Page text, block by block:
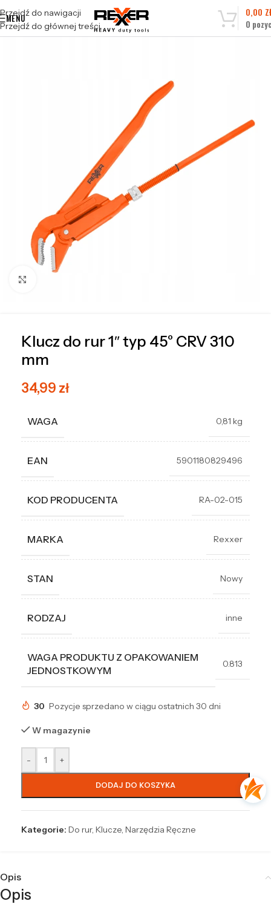
Przejdź do nawigacji
Przejdź do głównej treści
MENU
0
0,00
Klucz do rur 1″ typ 45° CRV 310
mm
34,99 zł
WAGA 0,81 kg
EAN 5901180829496
KOD PRODUCENTA RA-02-015
MARKA Rexxer
STAN Nowy
RODZAJ inne
WAGA PRODUKTU Z OPAKOWANIEM
JEDNOSTKOWYM
0.813
30 Pozycje sprzedano w ciągu ostatnich 30 dni
W magazynie
- +
DODAJ DO KOSZYKA
Kategorie: Do rur, Klucze, Narzędzia Ręczne
Opis
Opis